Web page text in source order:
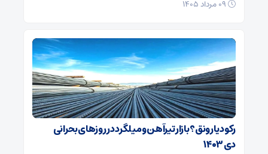
رکود یا رونق؟ بازار تیرآهن و میلگرد در روزهای بحرانی
دی ۱۴۰۳